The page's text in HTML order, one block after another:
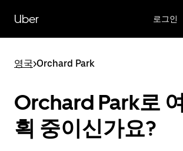
Uber 로그인
영국>Orchard Park
Orchard Park로
획 중이신가요?